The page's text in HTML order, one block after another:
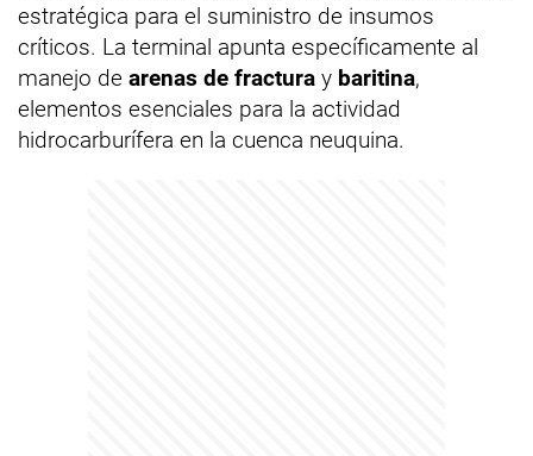
estratégica para el suministro de insumos
críticos. La terminal apunta específicamente al
manejo de arenas de fractura y baritina,
elementos esenciales para la actividad
hidrocarburífera en la cuenca neuquina.